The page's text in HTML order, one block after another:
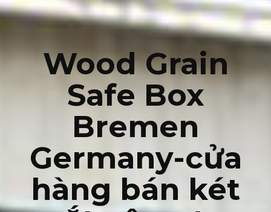
Wood Grain
Safe Box
Bremen
Germany-cửa
hàng bán két